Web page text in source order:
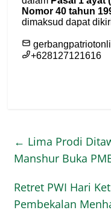
← Lima Prodi
Manshur Buka
Retret PWI Hari
Pembekalan